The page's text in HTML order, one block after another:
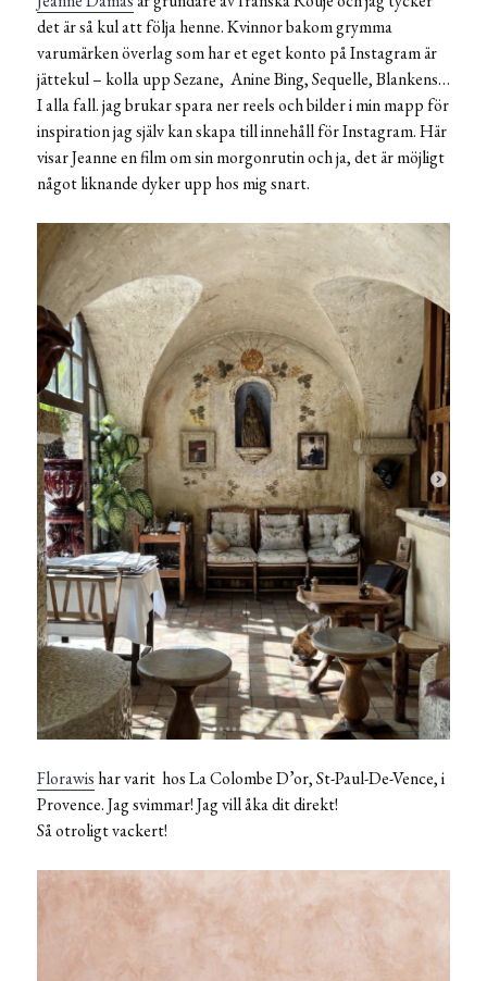
det är så kul att följa henne. Kvinnor bakom grymma
varumärken överlag som har et eget konto på Instagram är
jättekul – kolla upp Sezane, Anine Bing, Sequelle, Blankens…
I alla fall. jag brukar spara ner reels och bilder i min mapp för
inspiration jag själv kan skapa till innehåll för Instagram. Här
visar Jeanne en film om sin morgonrutin och ja, det är möjligt
något liknande dyker upp hos mig snart.
Florawis har varit hos La Colombe D’or, St-Paul-De-Vence, i
Provence. Jag svimmar! Jag vill åka dit direkt!
Så otroligt vackert!